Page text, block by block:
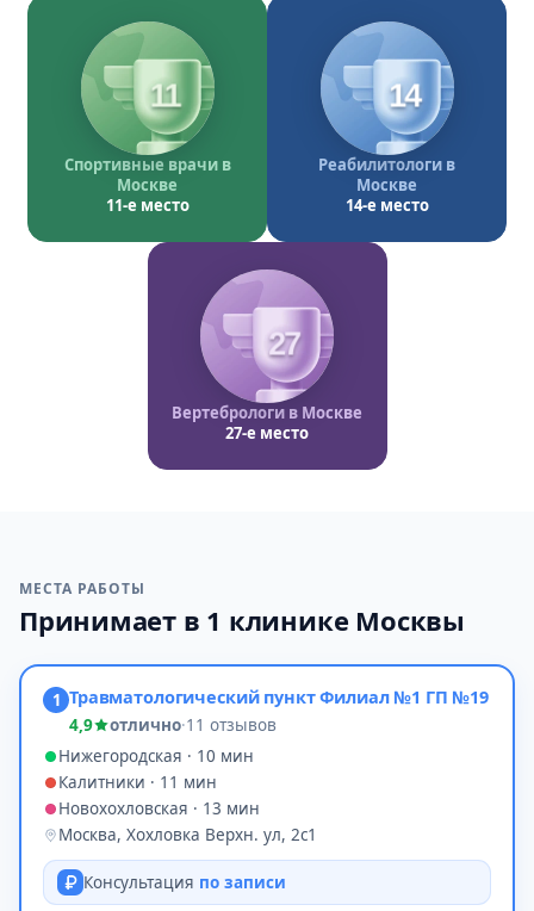
11
Спортивные врачи в
Москве
11-е место
14
Реабилитологи в
Москве
14-е место
27
Вертебрологи в Москве
27-е место
МЕСТА РАБОТЫ
Принимает в 1 клинике Москвы
1 Травматологический пункт Филиал №1 ГП №19
4,9 отлично·11 отзывов
Нижегородская · 10 мин
Калитники · 11 мин
Новохохловская · 13 мин
Москва, Хохловка Верхн. ул, 2с1
Консультация по записи